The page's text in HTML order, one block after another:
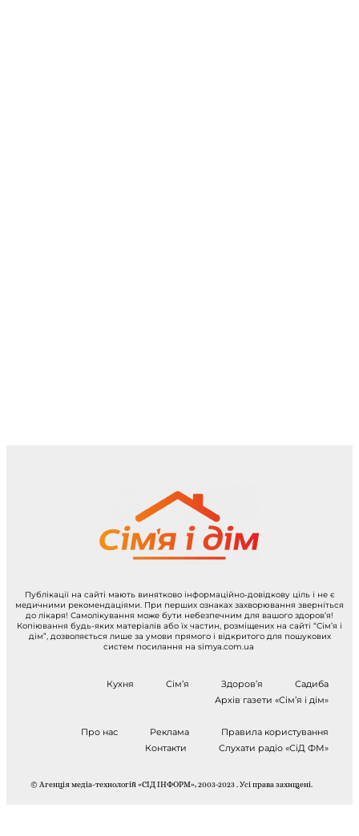
Публікації на сайті мають винятково інформаційно-довідкову ціль і не є
медичними рекомендаціями. При перших ознаках захворювання зверніться
до лікаря! Самолікування може бути небезпечним для вашого здоров’я!
Копіювання будь-яких матеріалів або їх частин, розміщених на сайті “Сім’я і
дім”, дозволяється лише за умови прямого і відкритого для пошукових
систем посилання на simya.com.ua
Кухня Сім’я Здоров’я
Садиба
Архів газети «Сім’я і дім»
Про нас Реклама
Правила користування
Контакти
Слухати радіо «СіД ФМ»
© Агенція медіа-технологій «СІД ІНФОРМ», 2003-2023 . Усі права захищені.